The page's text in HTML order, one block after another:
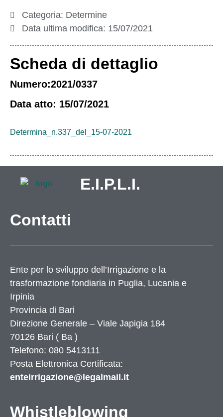
Categoria: Determine
Data ultima modifica: 15/07/2021
Scheda di dettaglio
Numero:2021/0337
Data atto: 15/07/2021
Determina_n.337_del_15-07-2021
E.I.P.L.I.
Contatti
Ente per lo sviluppo dell’Irrigazione e la
trasformazione fondiaria in Puglia, Lucania e
Irpinia
Provincia di Bari
Direzione Generale – Viale Japigia 184
70126 Bari ( Ba )
Telefono: 080 5413111
Posta Elettronica Certificata:
enteirrigazione@legalmail.it
Whistleblowing